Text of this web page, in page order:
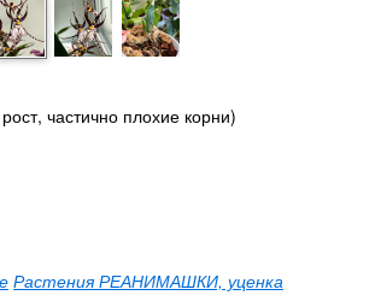
частично плохие корни)
Растения РЕАНИМАШКИ, уценка